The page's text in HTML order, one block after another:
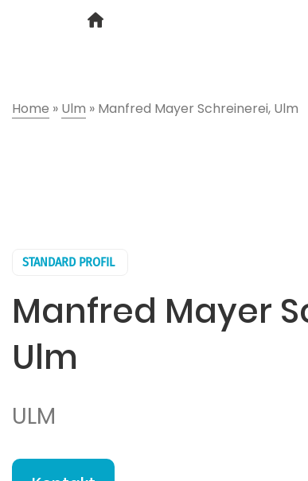
Home » Ulm » Manfred Mayer Schreinerei, Ulm
STANDARD PROFIL
Manfred Mayer
Ulm
ULM